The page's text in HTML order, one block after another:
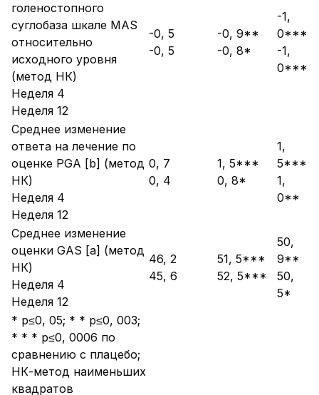
голеностопного
суглобаза шкале MAS
относительно
исходного уровня
(метод НК)
Неделя 4
Неделя 12
-0, 5
-0, 5
-0, 9**
-0, 8*
-1,
0***
-1,
0***
Среднее изменение
ответа на лечение по
оценке PGA [b] (метод
НК)
Неделя 4
Неделя 12
0, 7
0, 4
1, 5***
0, 8*
1,
5***
1,
0**
Среднее изменение
оценки GAS [a] (метод
НК)
Неделя 4
Неделя 12
46, 2
45, 6
51, 5***
52, 5***
50,
9**
50,
5*
* p≤0, 05; * * p≤0, 003;
* * * p≤0, 0006 по
сравнению с плацебо;
НК-метод наименьших
квадратов